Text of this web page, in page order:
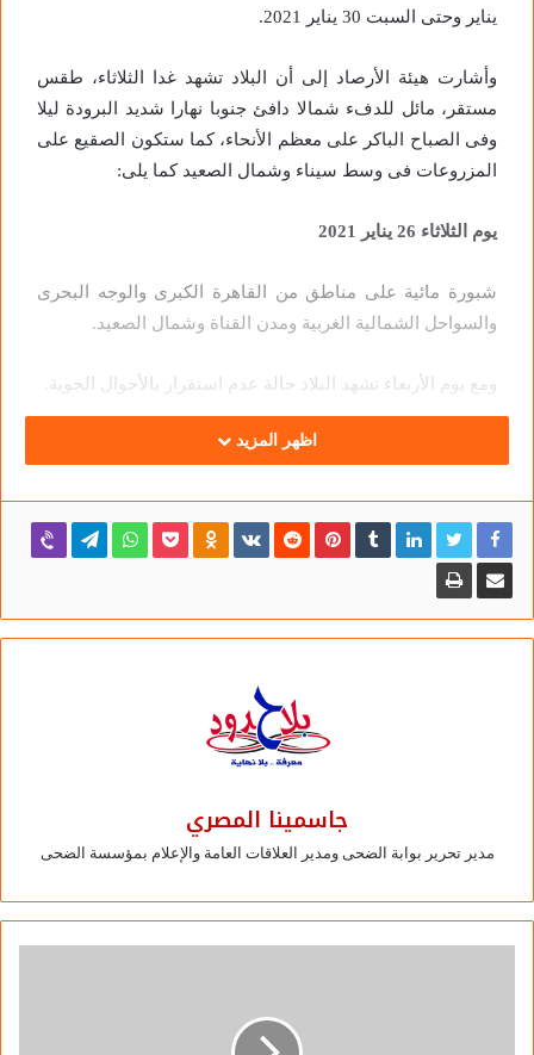
يناير وحتى السبت 30 يناير 2021.
وأشارت هيئة الأرصاد إلى أن البلاد تشهد غدا الثلاثاء، طقس
مستقر، مائل للدفء شمالا دافئ جنوبا نهارا شديد البرودة ليلا
وفى الصباح الباكر على معظم الأنحاء، كما ستكون الصقيع على
المزروعات فى وسط سيناء وشمال الصعيد كما يلى:
يوم الثلاثاء 26 يناير 2021
شبورة مائية على مناطق من القاهرة الكبرى والوجه البحرى
والسواحل الشمالية الغربية ومدن القناة وشمال الصعيد.
ومع يوم الأربعاء تشهد البلاد حالة عدم استقرار بالأحوال الجوية.
أمطار متوسطة على بعض المناطق من السواحل الشمالية
الغربية
أمطار خفيفة إلى متوسطة على بعض المناطق من شمال الوجه
أمطار خفيفة على بعض المناطق من السواحل الشمالية
البحرى والسواحل الشمالية وشمال الصعيد
اظهر المزيد
جاسمينا المصري
مدير تحرير بوابة الضحى ومدير العلاقات العامة والإعلام بمؤسسة الضحى